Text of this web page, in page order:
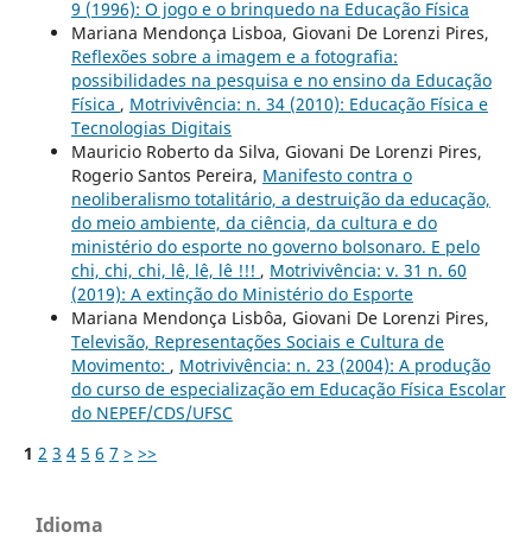
9 (1996): O jogo e o brinquedo na Educação Física
Mariana Mendonça Lisboa, Giovani De Lorenzi Pires,
Reflexões sobre a imagem e a fotografia:
possibilidades na pesquisa e no ensino da Educação
Física , Motrivivência: n. 34 (2010): Educação Física e
Tecnologias Digitais
Mauricio Roberto da Silva, Giovani De Lorenzi Pires,
Rogerio Santos Pereira, Manifesto contra o
neoliberalismo totalitário, a destruição da educação,
do meio ambiente, da ciência, da cultura e do
ministério do esporte no governo bolsonaro. E pelo
chi, chi, chi, lê, lê, lê !!! , Motrivivência: v. 31 n. 60
(2019): A extinção do Ministério do Esporte
Mariana Mendonça Lisbôa, Giovani De Lorenzi Pires,
Televisão, Representações Sociais e Cultura de
Movimento: , Motrivivência: n. 23 (2004): A produção
do curso de especialização em Educação Física Escolar
do NEPEF/CDS/UFSC
1 2 3 4 5 6 7 > >>
Idioma